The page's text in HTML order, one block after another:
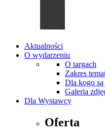
Aktualności
O wydarzeniu
O targach
Zakres
Dla kogo
Galeria
Dla Wystawcy
Oferta